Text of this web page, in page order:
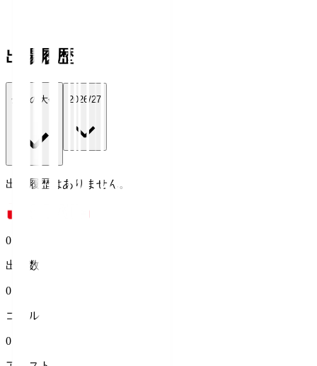
出場履歴
全ての大会 2026/27
出場履歴はありません。
0
出場数
0
ゴール
0